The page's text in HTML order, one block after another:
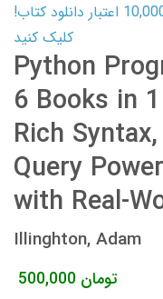
کارت اعتباری کتاب دانلود با 10,000,000 اعتبار دانلود کتاب!
کلیک کنید
Python
6 Books in
Rich
Query
with Real-
Illinghton, Adam
500,000 تومان